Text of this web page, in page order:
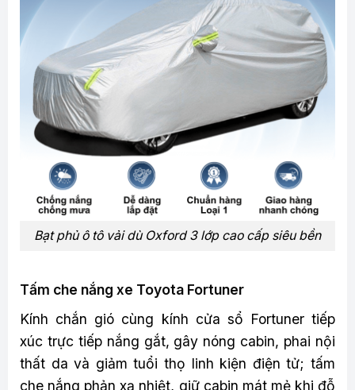
Bạt phủ ô tô vải dù Oxford 3 lớp cao cấp siêu bền
Tấm che nắng xe Toyota Fortuner
Kính chắn gió cùng kính cửa sổ Fortuner tiếp
xúc trực tiếp nắng gắt, gây nóng cabin, phai nội
thất da và giảm tuổi thọ linh kiện điện tử; tấm
che nắng phản xạ nhiệt, giữ cabin mát mẻ khi đỗ